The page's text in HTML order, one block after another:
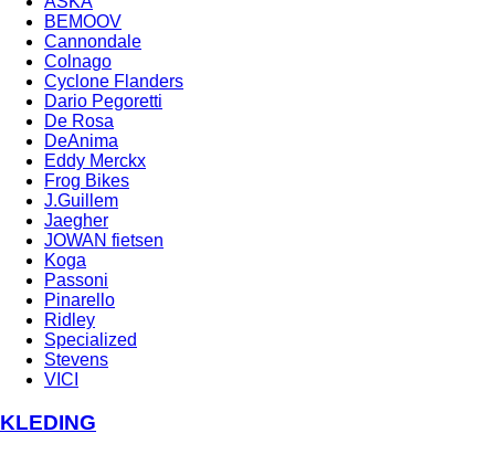
BEMOOV
Cannondale
Colnago
Cyclone Flanders
Dario Pegoretti
De Rosa
DeAnima
Eddy Merckx
Frog Bikes
J.Guillem
Jaegher
JOWAN fietsen
Koga
Passoni
Pinarello
Ridley
Specialized
Stevens
VICI
KLEDING